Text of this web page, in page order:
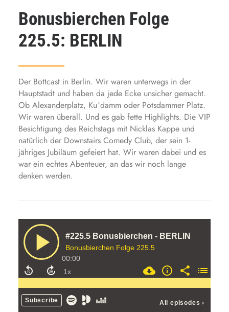
Bonusbierchen Folge
225.5: BERLIN
Der Bottcast in Berlin. Wir waren unterwegs in der
Hauptstadt und haben da jede Ecke unsicher gemacht.
Ob Alexanderplatz, Ku´damm oder Potsdammer Platz.
Wir waren überall. Und es gab fette Highlights. Die VIP
Besichtigung des Reichstags mit Nicklas Kappe und
natürlich der Downstairs Comedy Club, der sein 1-
jähriges Jubiläum gefeiert hat. Wir waren dabei und es
war ein echtes Abenteuer, an das wir noch lange
denken werden.